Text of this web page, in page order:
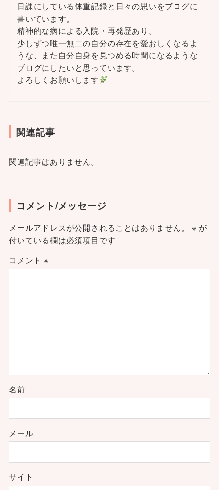
日課にしている体重記録と日々の思いをブログに
書いています。
精神的な病による入院・再発歴あり。
少しずつ唯一無二の自分の存在を愛おしくなるよ
うな、また自分自身を見つめる時間になるような
ブログにしたいと思っています。
よろしくお願いします
関連記事
関連記事はありません。
コメント/メッセージ
メールアドレスが公開されることはありません。 ※ が
付いている欄は必須項目です
コメント ※
名前
メール
サイト